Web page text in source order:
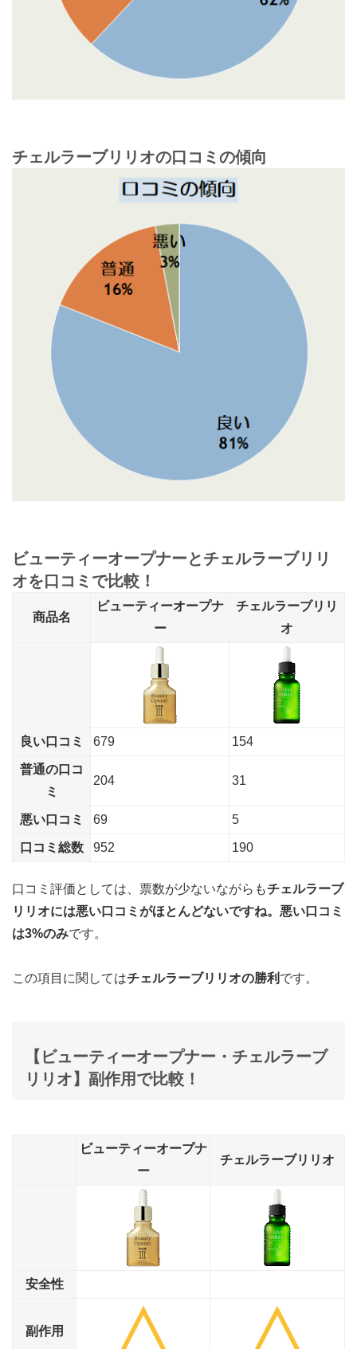
チェルラーブリリオの口コミの傾向
ビューティーオープナーとチェルラーブリリ
オを口コミで比較！
商品名
ビューティーオープナ
ー
チェルラーブリリ
オ
良い口コミ 679 154
普通の口コ
ミ
204 31
悪い口コミ 69 5
口コミ総数 952 190
口コミ評価としては、票数が少ないながらもチェルラーブ
リリオには悪い口コミがほとんどないですね。悪い口コミ
は3%のみです。
この項目に関してはチェルラーブリリオの勝利 です。
【ビューティーオープナー・チェルラーブ
リリオ】副作用で比較！
ビューティーオープナ
ー
チェルラーブリリオ
安全性
副作用